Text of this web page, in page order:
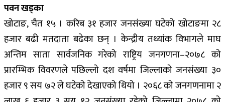
पवन खड्का
खोटाङ, चैत १५ । करिब ३१ हजार जनसंख्या घटेको खोटाङमा २८
हजार बढी मतदाता बढेका छन् । केन्द्रीय तथ्यांक विभागले माघ
अन्तिम साता सार्वजनिक गरेको राष्ट्रिय जनगणना–२०७८ को
प्रारम्भिक विवरणले पछिल्लो दश वर्षमा जिल्लाको जनसंख्या ३०
हजार ९ सय ७२ ले घटेको देखाएको थियो । २०६८ को जनगणनामा २